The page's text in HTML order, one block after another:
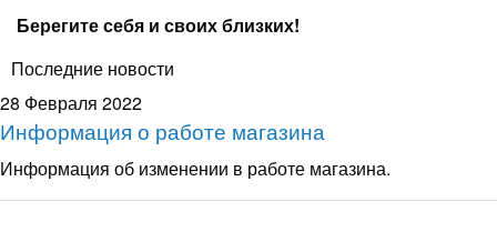
Берегите себя и своих близких!
Последние новости
28 Февраля 2022
Информация о работе магазина
Информация об изменении в работе магазина.